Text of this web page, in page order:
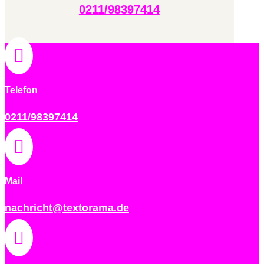
0211/98397414

Telefon
0211/98397414

Mail
nachricht@textorama.de
